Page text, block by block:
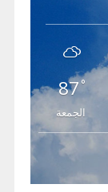
87°
الجمعة